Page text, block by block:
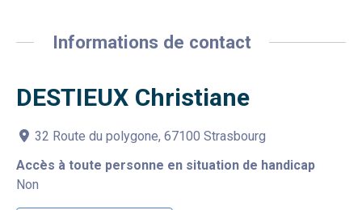
Informations de contact
DESTIEUX Christiane
32 Route du polygone, 67100 Strasbourg
Accès à toute personne en situation de handicap
Non